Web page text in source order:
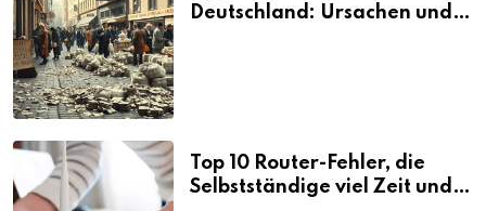
Deutschland: Ursachen und
Top 10 Router-Fehler, die
Selbstständige viel Zeit und